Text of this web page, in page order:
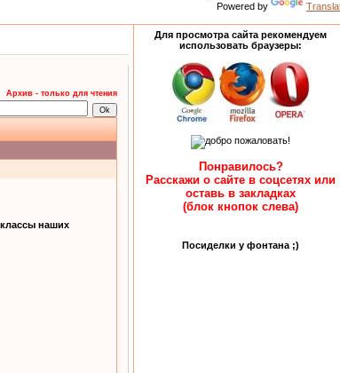
Powered by
Архив - только для чтения
наших
Для просмотра сайта рекомендуем
использовать браузеры:
Понравилось?
Расскажи о сайте в соцсетях или
оставь в закладках
(блок кнопок слева)
Посиделки у фонтана ;)